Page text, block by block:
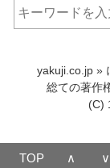
yakuji.co.jp »
総ての著作
(C)
TOP ∧ ∨